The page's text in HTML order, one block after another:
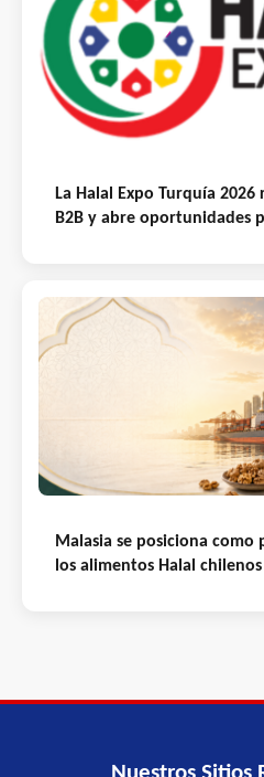
La Halal Expo Turquía
B2B y abre oportunidades
Malasia se posiciona
los alimentos Halal chilenos